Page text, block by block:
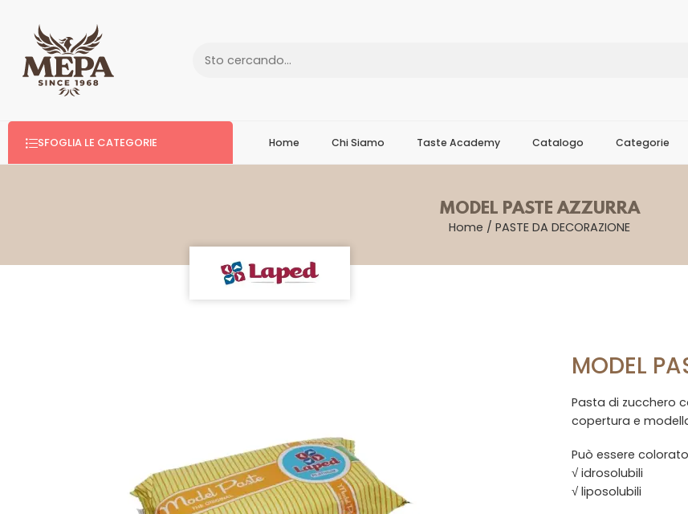
SFOGLIA LE CATEGORIE Home Chi Siamo Taste Academy Catalogo Categorie
MODEL PASTE AZZURRA
Home / PASTE DA DECORAZIONE
MODEL
Pasta di zucchero
copertura e
Può essere
√ idrosolubili
√ liposolubili